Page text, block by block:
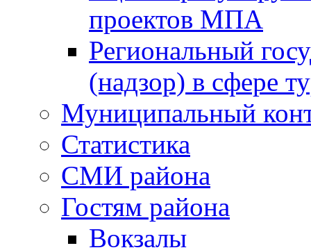
проектов МПА
Региональный
(надзор) в сфере
Муниципальный
Статистика
СМИ района
Гостям района
Вокзалы